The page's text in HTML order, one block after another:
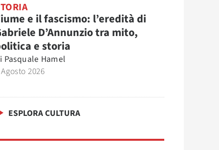
e il fascismo: l’eredità di
D’Annunzio tra mito,
e storia
Pasquale Hamel
2026
ESPLORA CULTURA